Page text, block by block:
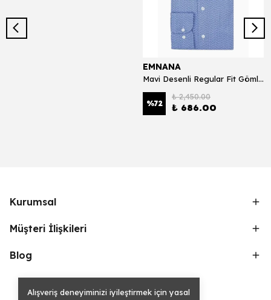
Alışveriş deneyiminizi iyileştirmek için yasal
EMNANA
Mavi Desenli Regular Fit Gömlek
%72
₺ 2,450.00
₺ 686.00
Kurumsal
Müşteri İlişkileri
Blog